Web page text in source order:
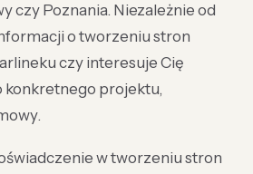
czy Poznania. Niezależnie od
o tworzeniu stron
czy interesuje Cię
konkretnego projektu,
w tworzeniu stron